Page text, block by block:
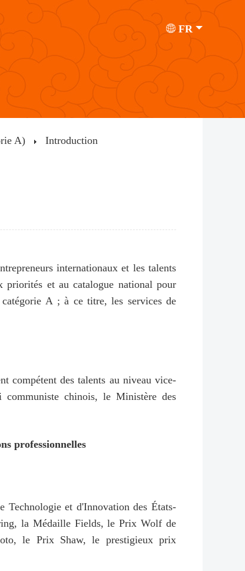
FR
A) Introduction
internationaux et les talents
priorités et au catalogue national pour
A ; à ce titre, les services de
compétent des talents au niveau vice-
communiste chinois, le Ministère des
professionnelles
Technologie et d'Innovation des États-
la Médaille Fields, le Prix Wolf de
le Prix Shaw, le prestigieux prix